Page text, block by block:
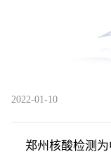
2022-01-10
郑州核酸检测